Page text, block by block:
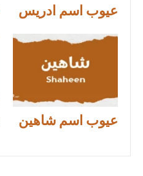
عيوب اسم ادريس
عيوب اسم شاهين